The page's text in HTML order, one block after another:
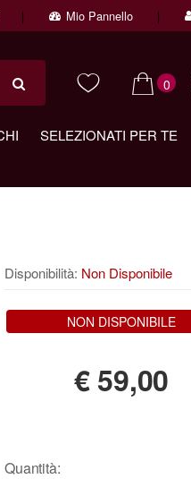
Mio Pannello
0
SELEZIONATI PER TE
Disponibilità: Non Disponibile
NON DISPONIBILE
€59,00
Quantità: